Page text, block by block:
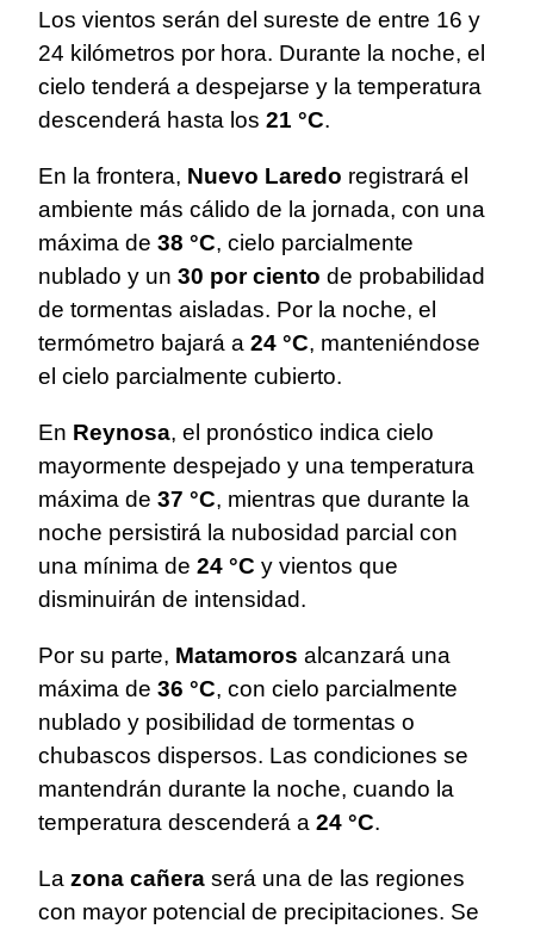
Los vientos serán del sureste de entre 16 y
24 kilómetros por hora. Durante la noche, el
cielo tenderá a despejarse y la temperatura
descenderá hasta los 21 °C.
En la frontera, Nuevo Laredo registrará el
ambiente más cálido de la jornada, con una
máxima de 38 °C, cielo parcialmente
nublado y un 30 por ciento de probabilidad
de tormentas aisladas. Por la noche, el
termómetro bajará a 24 °C, manteniéndose
el cielo parcialmente cubierto.
En Reynosa, el pronóstico indica cielo
mayormente despejado y una temperatura
máxima de 37 °C, mientras que durante la
noche persistirá la nubosidad parcial con
una mínima de 24 °C y vientos que
disminuirán de intensidad.
Por su parte, Matamoros alcanzará una
máxima de 36 °C, con cielo parcialmente
nublado y posibilidad de tormentas o
chubascos dispersos. Las condiciones se
mantendrán durante la noche, cuando la
temperatura descenderá a 24 °C.
La zona cañera será una de las regiones
con mayor potencial de precipitaciones. Se